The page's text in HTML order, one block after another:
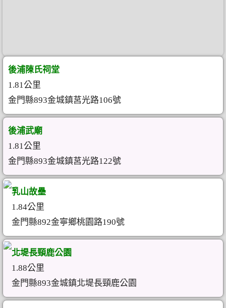
後浦陳氏祠堂
1.81公里
金門縣893金城鎮莒光路106號
後浦武廟
1.81公里
金門縣893金城鎮莒光路122號
乳山故壘
1.84公里
金門縣892金寧鄉桃園路190號
北堤長頸鹿公園
1.88公里
金門縣893金城鎮北堤長頸鹿公園